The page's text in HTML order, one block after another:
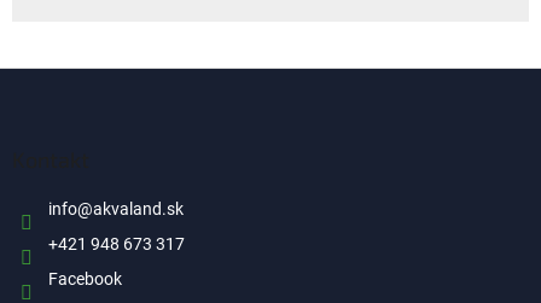
info@akvaland.sk
+421 948 673 317
Facebook